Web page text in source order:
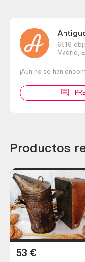
6816
Madrid,
¡Aún no se han
Productos
53 €